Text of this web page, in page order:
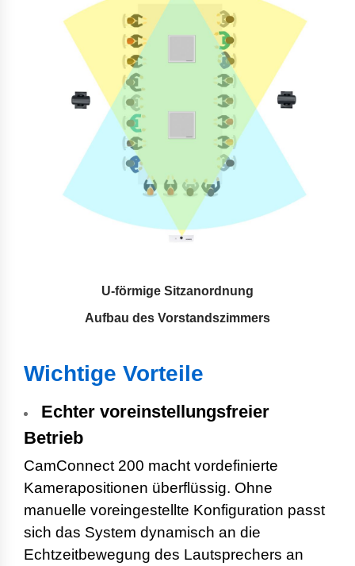
U-förmige Sitzanordnung
Aufbau des Vorstandszimmers
Wichtige Vorteile
Echter voreinstellungsfreier
Betrieb
CamConnect 200 macht vordefinierte
Kamerapositionen überflüssig. Ohne
manuelle voreingestellte Konfiguration passt
sich das System dynamisch an die
Echtzeitbewegung des Lautsprechers an